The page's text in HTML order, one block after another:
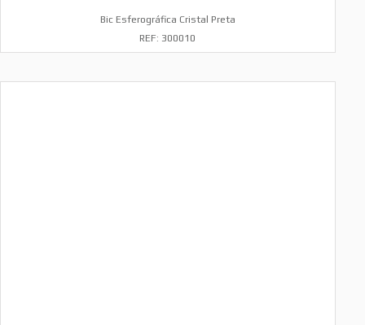
Bic Esferográfica Cristal Preta
REF: 300010